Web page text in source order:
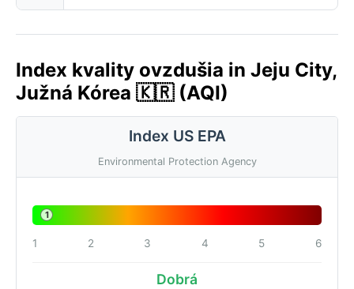
Index kvality ovzdušia in Jeju City,
Južná Kórea 🇰🇷 (AQI)
Index US EPA
Environmental Protection Agency
1
1 2 3 4 5 6
Dobrá